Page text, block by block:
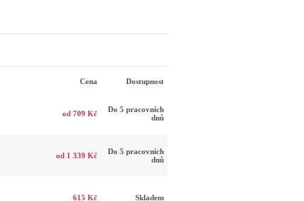
Cena Dostupnost
od 709 Kč
Do 5 pracovních
dnů
od 1 339 Kč
Do 5 pracovních
dnů
615 Kč Skladem